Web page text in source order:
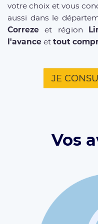
votre choix et vous
aussi dans le
Correze et région
l'avance et tout
JE
Vos